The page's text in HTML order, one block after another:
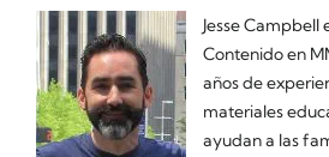
Jesse Campbell
Contenido en
años de
materiales
ayudan a las